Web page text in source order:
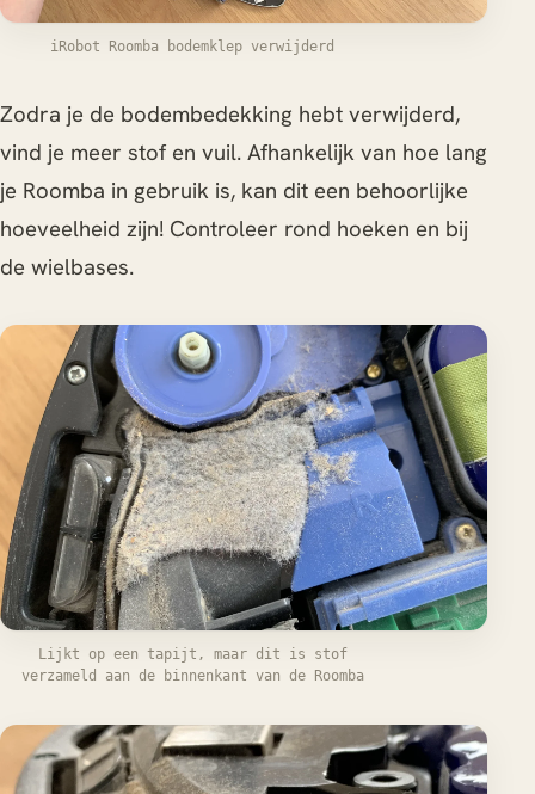
iRobot Roomba bodemklep verwijderd
Zodra je de bodembedekking hebt verwijderd,
vind je meer stof en vuil. Afhankelijk van hoe lang
je Roomba in gebruik is, kan dit een behoorlijke
hoeveelheid zijn! Controleer rond hoeken en bij
de wielbases.
Lijkt op een tapijt, maar dit is stof
verzameld aan de binnenkant van de Roomba